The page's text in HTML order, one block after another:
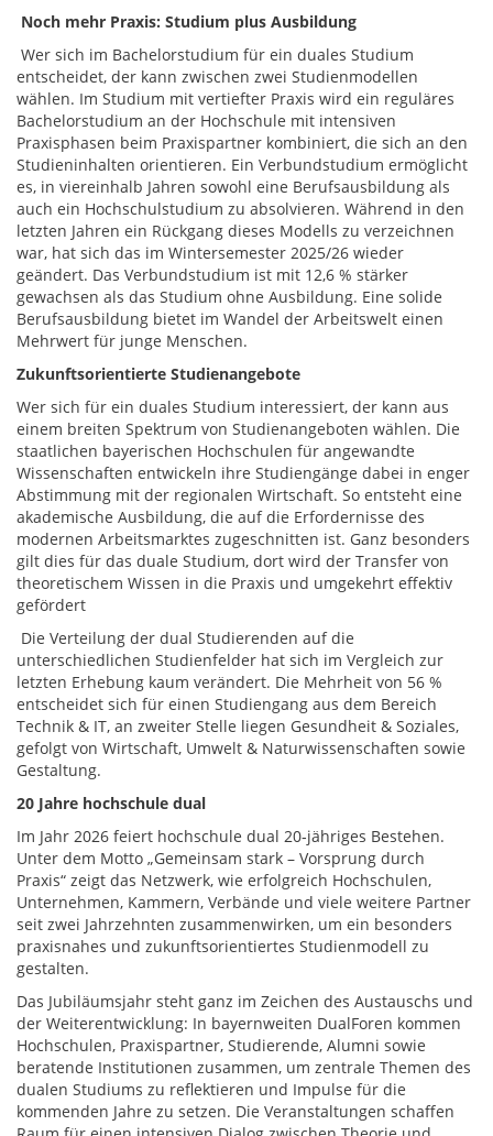
Noch mehr Praxis: Studium plus Ausbildung
Wer sich im Bachelorstudium für ein duales Studium
entscheidet, der kann zwischen zwei Studienmodellen
wählen. Im Studium mit vertiefter Praxis wird ein reguläres
Bachelorstudium an der Hochschule mit intensiven
Praxisphasen beim Praxispartner kombiniert, die sich an den
Studieninhalten orientieren. Ein Verbundstudium ermöglicht
es, in viereinhalb Jahren sowohl eine Berufsausbildung als
auch ein Hochschulstudium zu absolvieren. Während in den
letzten Jahren ein Rückgang dieses Modells zu verzeichnen
war, hat sich das im Wintersemester 2025/26 wieder
geändert. Das Verbundstudium ist mit 12,6 % stärker
gewachsen als das Studium ohne Ausbildung. Eine solide
Berufsausbildung bietet im Wandel der Arbeitswelt einen
Mehrwert für junge Menschen.
Zukunftsorientierte Studienangebote
Wer sich für ein duales Studium interessiert, der kann aus
einem breiten Spektrum von Studienangeboten wählen. Die
staatlichen bayerischen Hochschulen für angewandte
Wissenschaften entwickeln ihre Studiengänge dabei in enger
Abstimmung mit der regionalen Wirtschaft. So entsteht eine
akademische Ausbildung, die auf die Erfordernisse des
modernen Arbeitsmarktes zugeschnitten ist. Ganz besonders
gilt dies für das duale Studium, dort wird der Transfer von
theoretischem Wissen in die Praxis und umgekehrt effektiv
gefördert
Die Verteilung der dual Studierenden auf die
unterschiedlichen Studienfelder hat sich im Vergleich zur
letzten Erhebung kaum verändert. Die Mehrheit von 56 %
entscheidet sich für einen Studiengang aus dem Bereich
Technik & IT, an zweiter Stelle liegen Gesundheit & Soziales,
gefolgt von Wirtschaft, Umwelt & Naturwissenschaften sowie
Gestaltung.
20 Jahre hochschule dual
Im Jahr 2026 feiert hochschule dual 20‑jähriges Bestehen.
Unter dem Motto „Gemeinsam stark – Vorsprung durch
Praxis“ zeigt das Netzwerk, wie erfolgreich Hochschulen,
Unternehmen, Kammern, Verbände und viele weitere Partner
seit zwei Jahrzehnten zusammenwirken, um ein besonders
praxisnahes und zukunftsorientiertes Studienmodell zu
gestalten.
Das Jubiläumsjahr steht ganz im Zeichen des Austauschs und
der Weiterentwicklung: In bayernweiten DualForen kommen
Hochschulen, Praxispartner, Studierende, Alumni sowie
beratende Institutionen zusammen, um zentrale Themen des
dualen Studiums zu reflektieren und Impulse für die
kommenden Jahre zu setzen. Die Veranstaltungen schaffen